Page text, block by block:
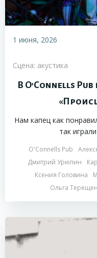
1 июня, 2026
Сцена: акустика
В O’Connells
Нам капец как
так
O'Connells Pub
Дмитрий Урюпин
Ксения Головина
Ольга